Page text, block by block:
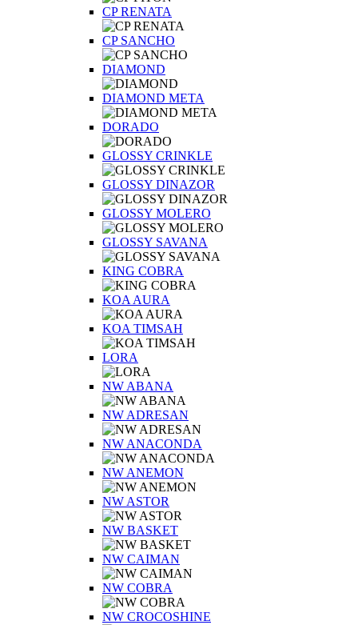
CP RENATA
CP SANCHO
DIAMOND
DIAMOND META
DORADO
GLOSSY CRINKLE
GLOSSY DINAZOR
GLOSSY MOLERO
GLOSSY SAVANA
KING COBRA
KOA AURA
KOA TIMSAH
LORA
NW ABANA
NW ADRESAN
NW ANACONDA
NW ANEMON
NW ASTOR
NW BASKET
NW CAIMAN
NW COBRA
NW CROCOSHINE